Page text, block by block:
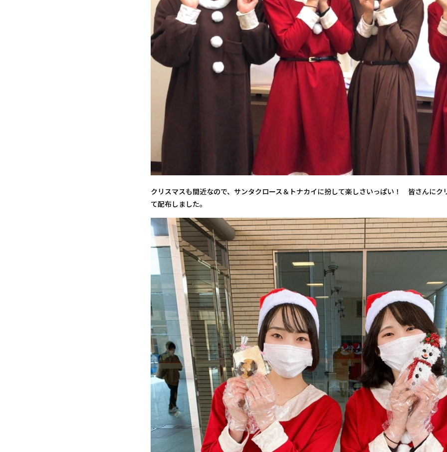
クリスマスも間近なので、サンタクロース＆トナカイに扮して楽しさいっぱい！ 皆さんにク
て配布しました。